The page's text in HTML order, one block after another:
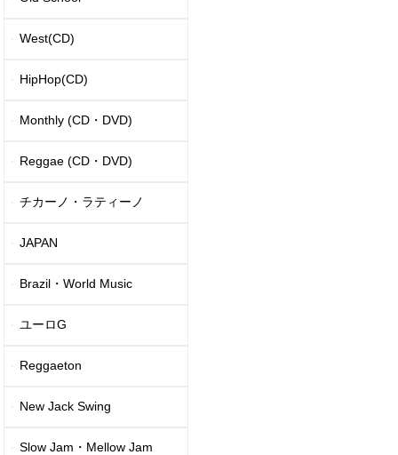
West(CD)
HipHop(CD)
Monthly (CD・DVD)
Reggae (CD・DVD)
チカーノ・ラティーノ
JAPAN
Brazil・World Music
ユーロG
Reggaeton
New Jack Swing
Slow Jam・Mellow Jam